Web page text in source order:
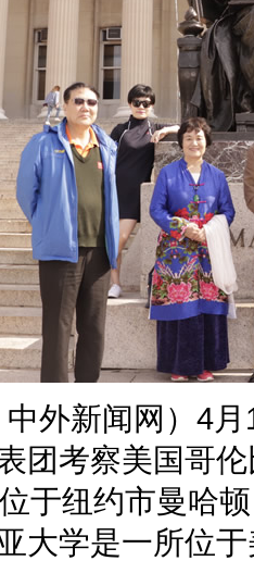
外新闻网）4月
团考察美国哥
于纽约市曼哈
大学是一所位